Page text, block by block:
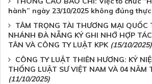
hành” ngày 23/10/2025 không đúng
TÂM TRỌNG TÀI THƯƠNG MẠI QUỐC
NHÁNH ĐÀ NẴNG KÝ GHI NHỚ HỢP
TÂN VÀ CÔNG TY LUẬT KPK (15/10/2025)
CÔNG TY LUẬT THIÊN HƯƠNG: KỶ
THỐNG LUẬT SƯ VIỆT NAM VÀ 04 NĂM
(11/10/2025)